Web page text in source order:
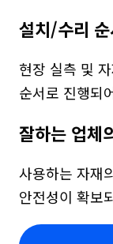
설치/수리
현장 실측 및
순서로 진행되
잘하는 업체
사용하는 자재
안전성이 확보